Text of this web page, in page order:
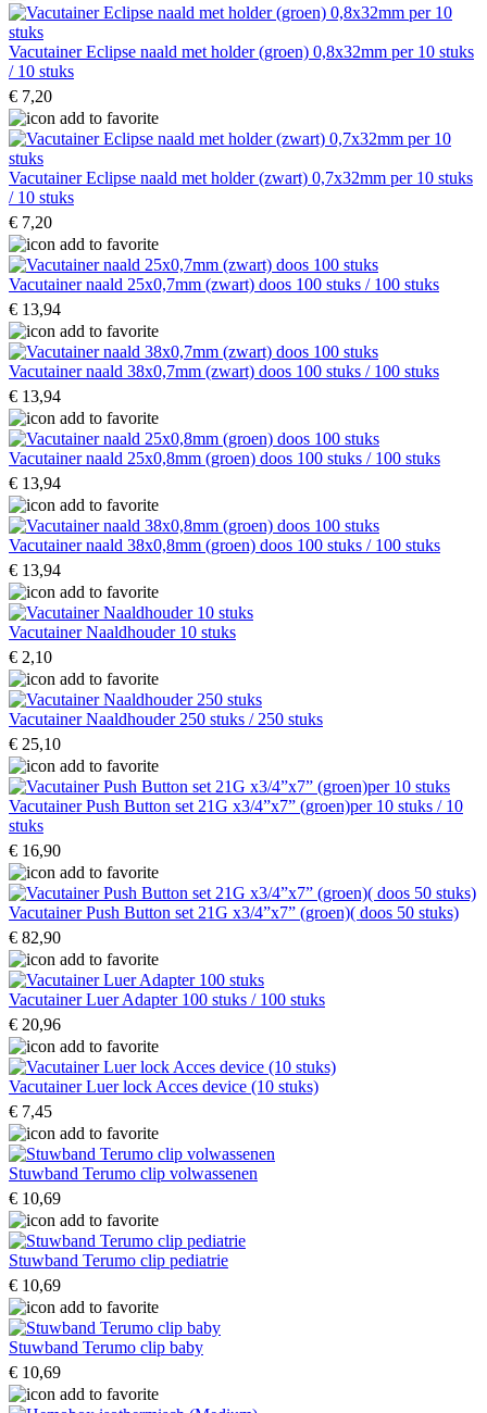
Vacutainer Eclipse naald met holder (groen) 0,8x32mm per 10 stuks
/ 10 stuks
€ 7,20
Vacutainer Eclipse naald met holder (zwart) 0,7x32mm per 10 stuks
/ 10 stuks
€ 7,20
Vacutainer naald 25x0,7mm (zwart) doos 100 stuks / 100 stuks
€ 13,94
Vacutainer naald 38x0,7mm (zwart) doos 100 stuks / 100 stuks
€ 13,94
Vacutainer naald 25x0,8mm (groen) doos 100 stuks / 100 stuks
€ 13,94
Vacutainer naald 38x0,8mm (groen) doos 100 stuks / 100 stuks
€ 13,94
Vacutainer Naaldhouder 10 stuks
€ 2,10
Vacutainer Naaldhouder 250 stuks / 250 stuks
€ 25,10
Vacutainer Push Button set 21G x3/4”x7” (groen)per 10 stuks / 10
stuks
€ 16,90
Vacutainer Push Button set 21G x3/4”x7” (groen)( doos 50 stuks)
€ 82,90
Vacutainer Luer Adapter 100 stuks / 100 stuks
€ 20,96
Vacutainer Luer lock Acces device (10 stuks)
€ 7,45
Stuwband Terumo clip volwassenen
€ 10,69
Stuwband Terumo clip pediatrie
€ 10,69
Stuwband Terumo clip baby
€ 10,69